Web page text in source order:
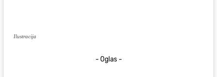
Ilustracija
- Oglas -